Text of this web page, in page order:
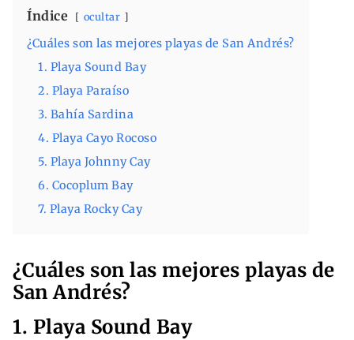
Índice ocultar
¿Cuáles son las mejores playas de San Andrés?
1. Playa Sound Bay
2. Playa Paraíso
3. Bahía Sardina
4. Playa Cayo Rocoso
5. Playa Johnny Cay
6. Cocoplum Bay
7. Playa Rocky Cay
¿Cuáles son las mejores playas de
San Andrés?
1. Playa Sound Bay